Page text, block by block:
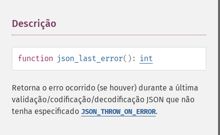
Descrição
function json_last_error(): int
Retorna o erro ocorrido (se houver) durante a última
validação/codificação/decodificação JSON que não
tenha especificado JSON_THROW_ON_ERROR.